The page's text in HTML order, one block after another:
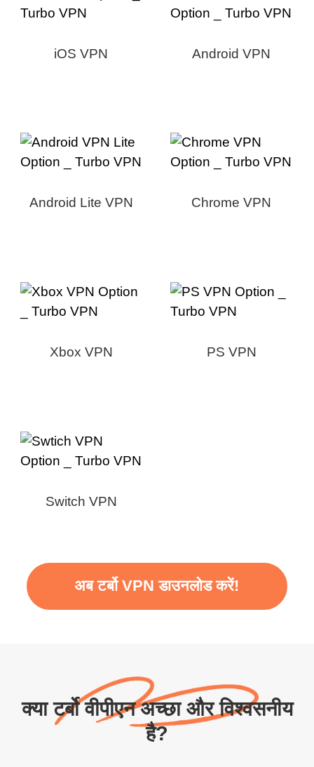
iOS VPN Android VPN
Android Lite VPN Chrome VPN
Xbox VPN PS VPN
Switch VPN
अब टर्बो VPN डाउनलोड करें!
क्या टर्बो वीपीएन अच्छा और विश्वसनीय
है?